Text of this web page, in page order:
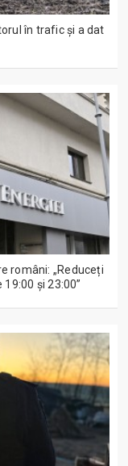
în trafic și a dat
români: „Reduceți
și 23:00”